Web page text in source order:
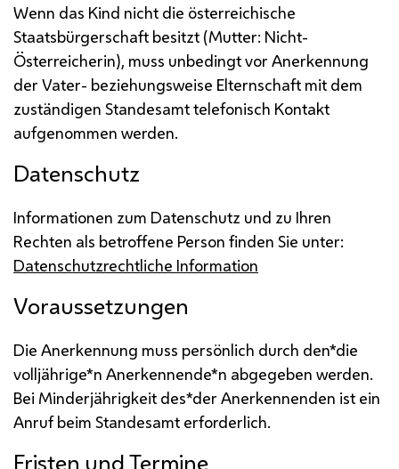
Wenn das Kind nicht die österreichische
Staatsbürgerschaft besitzt (Mutter: Nicht-
Österreicherin), muss unbedingt vor Anerkennung
der Vater- beziehungsweise Elternschaft mit dem
zuständigen Standesamt telefonisch Kontakt
aufgenommen werden.
Datenschutz
Informationen zum Datenschutz und zu Ihren
Rechten als betroffene Person finden Sie unter:
Datenschutzrechtliche Information
Voraussetzungen
Die Anerkennung muss persönlich durch den*die
volljährige*n Anerkennende*n abgegeben werden.
Bei Minderjährigkeit des*der Anerkennenden ist ein
Anruf beim Standesamt erforderlich.
Fristen und Termine